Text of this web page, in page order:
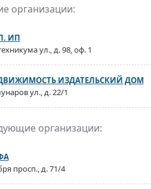
организации:
ИП
ул., д. 98, оф. 1
ИЗДАТЕЛЬСКИЙ ДОМ
ул., д. 22/1
организации:
просп., д. 71/4